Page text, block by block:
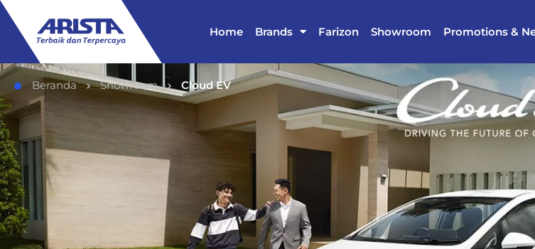
Home Brands Farizon Showroom Promotions &
Beranda Showroom Cloud EV